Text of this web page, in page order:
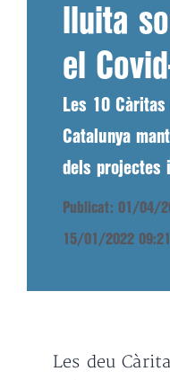
lluita
el
Les 10
Catalunya
dels projectes
Publicat: 01/04/
15/01/2022 09:21
Les deu